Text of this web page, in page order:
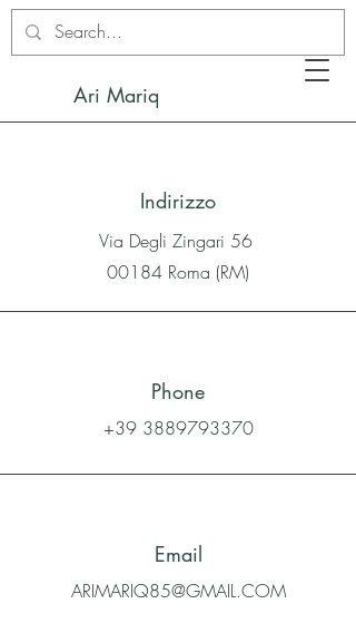
Ari Mariq
Indirizzo
Via Degli Zingari 56
00184 Roma (RM)
Phone
+39 3889793370
Email
ARIMARIQ85@GMAIL.COM